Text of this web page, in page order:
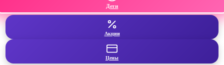
Дети
Акции
Цены